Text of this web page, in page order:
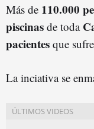
Más de 110.000
piscinas de toda
pacientes que
La inciativa se